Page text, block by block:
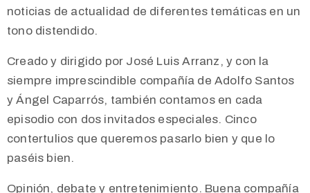
noticias de actualidad de diferentes temáticas en un
tono distendido.
Creado y dirigido por José Luis Arranz, y con la
siempre imprescindible compañía de Adolfo Santos
y Ángel Caparrós, también contamos en cada
episodio con dos invitados especiales. Cinco
contertulios que queremos pasarlo bien y que lo
paséis bien.
Opinión, debate y entretenimiento. Buena compañía